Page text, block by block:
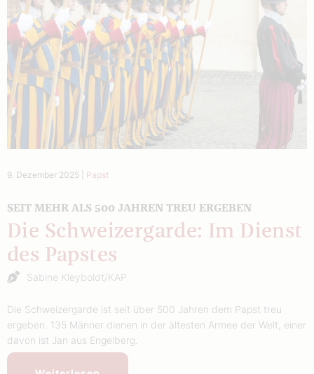
9. Dezember 2025 Papst
SEIT MEHR ALS 500 JAHREN TREU ERGEBEN
Die Schweizergarde: Im Dienst
des Papstes
Sabine Kleyboldt/KAP
Die Schweizergarde ist seit über 500 Jahren dem Papst treu
ergeben. 135 Männer dienen in der ältesten Armee der Welt, einer
davon ist Jan aus Engelberg.